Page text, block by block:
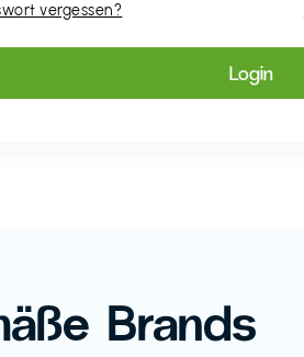
vergessen?
Brands